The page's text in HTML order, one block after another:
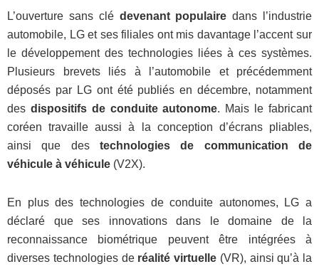
L’ouverture sans clé devenant populaire dans l’industrie
automobile, LG et ses filiales ont mis davantage l’accent sur
le développement des technologies liées à ces systèmes.
Plusieurs brevets liés à l’automobile et précédemment
déposés par LG ont été publiés en décembre, notamment
des dispositifs de conduite autonome. Mais le fabricant
coréen travaille aussi à la conception d’écrans pliables,
ainsi que des technologies de communication de
véhicule à véhicule (V2X).
En plus des technologies de conduite autonomes, LG a
déclaré que ses innovations dans le domaine de la
reconnaissance biométrique peuvent être intégrées à
diverses technologies de réalité virtuelle (VR), ainsi qu’à la